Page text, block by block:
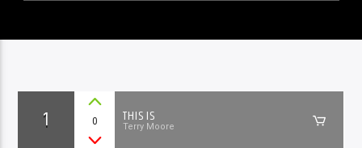
1 0 THIS IS
Terry Moore